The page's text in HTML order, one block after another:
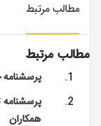
مطالب مرتبط
مطالب مرتبط
پرسشنامه
همکاران